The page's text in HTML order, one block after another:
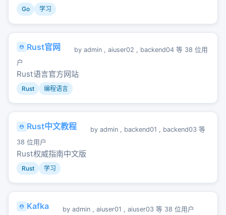
Go 学习
Rust官网 by admin , aiuser02 , backend04 等 38 位用
户
Rust语言官方网站
Rust 编程语言
Rust中文教程 by admin , backend01 , backend03 等
38 位用户
Rust权威指南中文版
Rust 学习
Kafka by admin , aiuser01 , aiuser03 等 38 位用户